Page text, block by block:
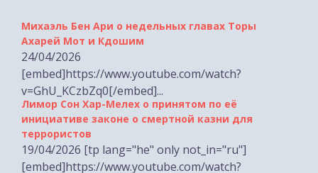
24/04/2026
[embed]https://www.youtube.com/watch?
v=GhU_KCzbZq0[/embed]...
Лимор Сон Хар-Мелех о принятом по её
инициативе законе о смертной казни для
террористов
19/04/2026 [tp lang="he" only not_in="ru"]
[embed]https://www.youtube.com/watch?
v=zgaWSHkmgFg[/embed...
Михаэль Бен Ари о недельной главе Торы Тазриа-